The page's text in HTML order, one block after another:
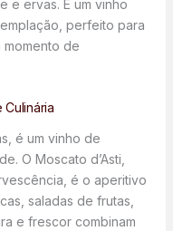
e ervas. É um vinho
perfeito para
de
é um vinho de
O Moscato d’Asti,
é o aperitivo
saladas de frutas,
e frescor combinam